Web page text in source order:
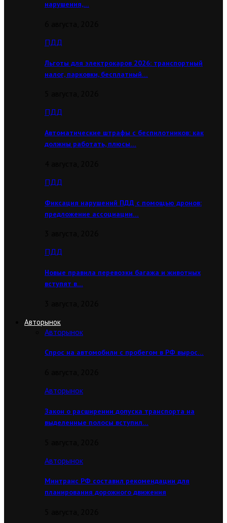
нарушения,…
ПДД
Льготы для электрокаров 2026: транспортный
налог, парковки, бесплатный…
ПДД
Автоматические штрафы с беспилотников: как
должны работать, плюсы…
ПДД
Фиксация нарушений ПДД с помощью дронов:
предложение ассоциации…
ПДД
Новые правила перевозки багажа и животных
вступят в…
Авторынок
Авторынок
Спрос на автомобили с пробегом в РФ вырос…
Авторынок
Закон о расширении допуска транспорта на
выделенные полосы вступил…
Авторынок
Минтранс РФ составил рекомендации для
планирования дорожного движения